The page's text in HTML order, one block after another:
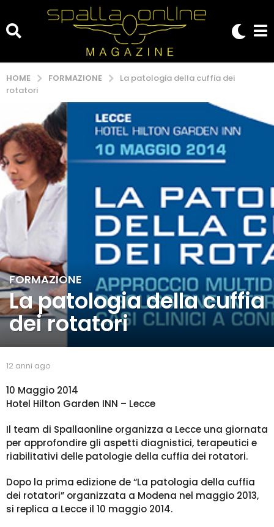
HOME FORMAZIONE
La patologia della cuffia dei
rotatori
1
2
a
n
n
i
a
o
2
n
n
i
g
o
FORMAZIONE
La patologia della cuffia
dei rotatori
b
s
p
a
l
l
a
12 anni ago
n
n
a
g
o
10 Maggio 2014
Hotel Hilton Garden INN – Lecce
Il team di Spallaonline organizza a Lecce una giornata
per approfondire gli aspetti diagnistici, terapeutici e
riabilitativi delle patologie della cuffia dei rotatori.
Dopo la prima edizione de “La patologia della cuffia
dei rotatori” organizzata a Modena nel maggio 2013,
si replica a Lecce il 10 maggio 2014.